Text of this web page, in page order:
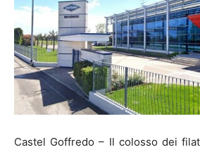
Castel Goffredo – Il colosso dei